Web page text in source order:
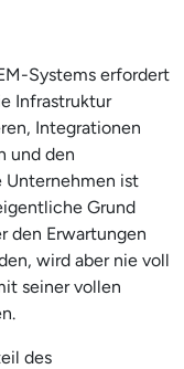
Systems erfordert
Infrastruktur
Integrationen
und den
Unternehmen ist
Grund
den Erwartungen
wird aber nie voll
seiner vollen
des